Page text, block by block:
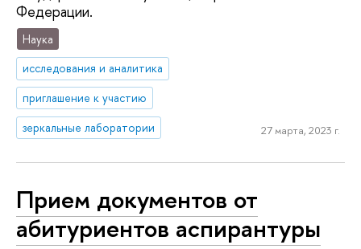
Федерации.
Наука
исследования и аналитика
приглашение к участию
зеркальные лаборатории
27 марта, 2023 г.
Прием документов от
абитуриентов аспирантуры